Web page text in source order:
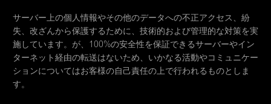
サーバー上の個人情報やその他のデータへの不正アクセス、紛
失、改ざんから保護するために、技術的および管理的な対策を実
施しています。が、100%の安全性を保証できるサーバーやイン
ターネット経由の転送はないため、いかなる活動やコミュニケー
ションについてはお客様の自己責任の上で行われるものとしま
す。